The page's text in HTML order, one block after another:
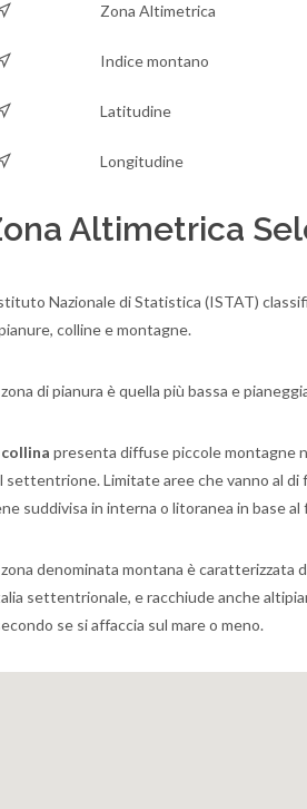
Zona Altimetrica
Indice montano
Latitudine
Longitudine
Altimetrica
Nazionale di Statistica (ISTAT)
colline e montagne.
zona di pianura è quella più bassa e
collina presenta diffuse piccole montagne
settentrione. Limitate aree che vanno al di
suddivisa in interna o litoranea in base
zona denominata montana è caratterizzata
settentrionale, e racchiude anche
se si affaccia sul mare o meno.